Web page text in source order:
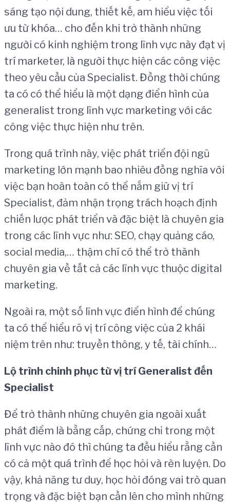
sáng tạo nội dung, thiết kế, am hiểu việc tối
ưu từ khóa… cho đến khi trở thành những
người có kinh nghiệm trong lĩnh vực này đạt vị
trí marketer, là người thực hiện các công việc
theo yêu cầu của Specialist. Đồng thời chúng
ta có có thể hiểu là một dạng điển hình của
generalist trong lĩnh vực marketing với các
công việc thực hiện như trên.
Trong quá trình này, việc phát triển đội ngũ
marketing lớn mạnh bao nhiêu đồng nghĩa với
việc bạn hoàn toàn có thể nắm giữ vị trí
Specialist, đảm nhận trọng trách hoạch định
chiến lược phát triển và đặc biệt là chuyên gia
trong các lĩnh vực như: SEO, chạy quảng cáo,
social media,… thậm chí có thể trở thành
chuyên gia về tất cả các lĩnh vực thuộc digital
marketing.
Ngoài ra, một số lĩnh vực điển hình để chúng
ta có thể hiểu rõ vị trí công việc của 2 khái
niệm trên như: truyền thông, y tế, tài chính…
Lộ trình chinh phục từ vị trí Generalist đến
Specialist
Để trở thành những chuyên gia ngoài xuất
phát điểm là bằng cấp, chứng chỉ trong một
lĩnh vực nào đó thì chúng ta đều hiểu rằng cần
có cả một quá trình để học hỏi và rèn luyện. Do
vậy, khả năng tư duy, học hỏi đóng vai trò quan
trọng và đặc biệt bạn cần lên cho mình những